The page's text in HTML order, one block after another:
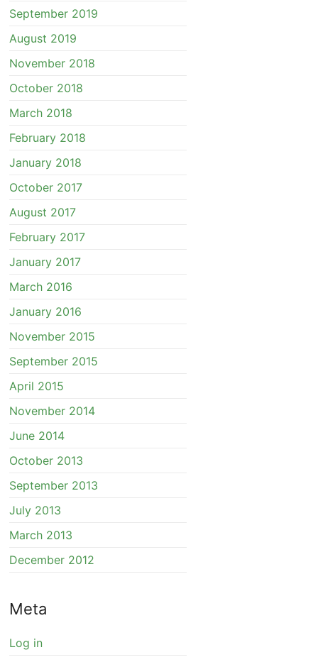
September 2019
August 2019
November 2018
October 2018
March 2018
February 2018
January 2018
October 2017
August 2017
February 2017
January 2017
March 2016
January 2016
November 2015
September 2015
April 2015
November 2014
June 2014
October 2013
September 2013
July 2013
March 2013
December 2012
Meta
Log in